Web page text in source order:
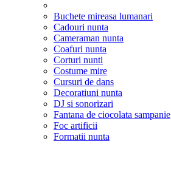
Buchete mireasa lumanari
Cadouri nunta
Cameraman nunta
Coafuri nunta
Corturi nunti
Costume mire
Cursuri de dans
Decoratiuni nunta
DJ si sonorizari
Fantana de ciocolata sampanie
Foc artificii
Formatii nunta